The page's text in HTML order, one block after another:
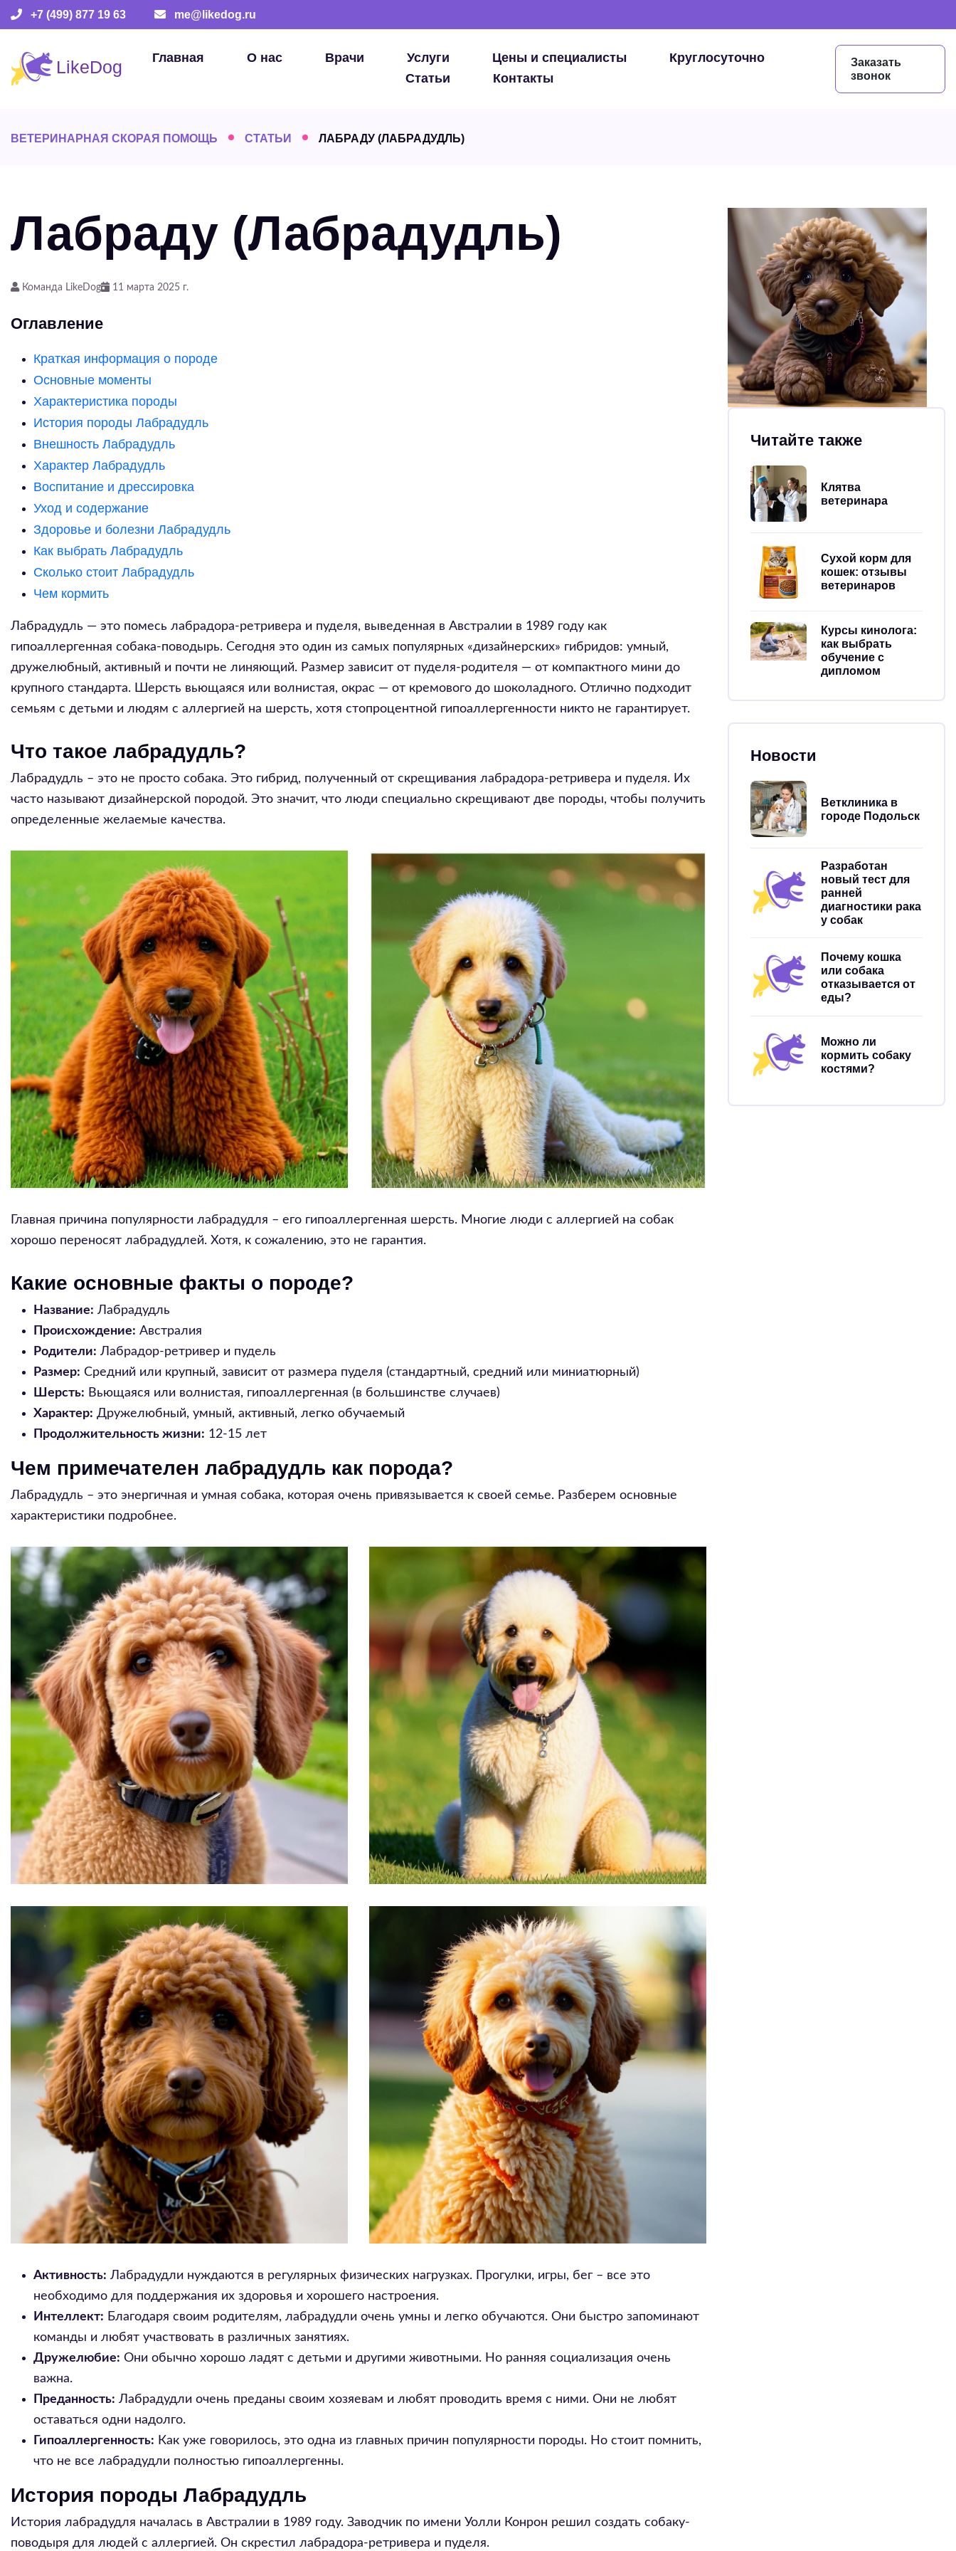
+7 (499) 877 19 63 me@likedog.ru
Главная О нас Врачи Услуги Цены и специалисты
Круглосуточно
Статьи
Контакты
Заказать
звонок
ВЕТЕРИНАРНАЯ СКОРАЯ ПОМОЩЬ СТАТЬИ ЛАБРАДУ (ЛАБРАДУДЛЬ)
Лабраду (Лабрадудль)
Команда LikeDog 11 марта 2025 г.
Оглавление
Краткая информация о породе
Основные моменты
Характеристика породы
История породы Лабрадудль
Внешность Лабрадудль
Характер Лабрадудль
Воспитание и дрессировка
Уход и содержание
Здоровье и болезни Лабрадудль
Как выбрать Лабрадудль
Сколько стоит Лабрадудль
Чем кормить
Лабрадудль — это помесь лабрадора-ретривера и пуделя, выведенная в Австралии в 1989 году как
гипоаллергенная собака-поводырь. Сегодня это один из самых популярных «дизайнерских» гибридов: умный,
дружелюбный, активный и почти не линяющий. Размер зависит от пуделя-родителя — от компактного мини до
крупного стандарта. Шерсть вьющаяся или волнистая, окрас — от кремового до шоколадного. Отлично подходит
семьям с детьми и людям с аллергией на шерсть, хотя стопроцентной гипоаллергенности никто не гарантирует.
Что такое лабрадудль?
Лабрадудль – это не просто собака. Это гибрид, полученный от скрещивания лабрадора-ретривера и пуделя. Их
часто называют дизайнерской породой. Это значит, что люди специально скрещивают две породы, чтобы получить
определенные желаемые качества.
Главная причина популярности лабрадудля – его гипоаллергенная шерсть. Многие люди с аллергией на собак
хорошо переносят лабрадудлей. Хотя, к сожалению, это не гарантия.
Какие основные факты о породе?
Название: Лабрадудль
Происхождение: Австралия
Родители: Лабрадор-ретривер и пудель
Размер: Средний или крупный, зависит от размера пуделя (стандартный, средний или миниатюрный)
Шерсть: Вьющаяся или волнистая, гипоаллергенная (в большинстве случаев)
Характер: Дружелюбный, умный, активный, легко обучаемый
Продолжительность жизни: 12-15 лет
Чем примечателен лабрадудль как порода?
Лабрадудль – это энергичная и умная собака, которая очень привязывается к своей семье. Разберем основные
характеристики подробнее.
Активность: Лабрадудли нуждаются в регулярных физических нагрузках. Прогулки, игры, бег – все это
необходимо для поддержания их здоровья и хорошего настроения.
Интеллект: Благодаря своим родителям, лабрадудли очень умны и легко обучаются. Они быстро запоминают
команды и любят участвовать в различных занятиях.
Дружелюбие: Они обычно хорошо ладят с детьми и другими животными. Но ранняя социализация очень
важна.
Преданность: Лабрадудли очень преданы своим хозяевам и любят проводить время с ними. Они не любят
оставаться одни надолго.
Гипоаллергенность: Как уже говорилось, это одна из главных причин популярности породы. Но стоит помнить,
что не все лабрадудли полностью гипоаллергенны.
История породы Лабрадудль
История лабрадудля началась в Австралии в 1989 году. Заводчик по имени Уолли Конрон решил создать собаку-
поводыря для людей с аллергией. Он скрестил лабрадора-ретривера и пуделя.
Читайте также
Клятва
ветеринара
Сухой корм для
кошек: отзывы
ветеринаров
Курсы кинолога:
как выбрать
обучение с
дипломом
Новости
Ветклиника в
городе Подольск
Разработан
новый тест для
ранней
диагностики рака
у собак
Почему кошка
или собака
отказывается от
еды?
Можно ли
кормить собаку
костями?